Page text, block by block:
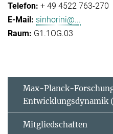
+ 49 4522 763-270
sinhorini@...
G1.1OG.03
Max-Planck-
Entwicklungsdynamik
Mitgliedschaften